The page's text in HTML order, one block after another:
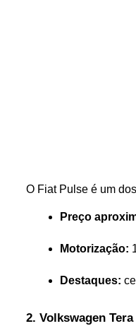
O Fiat Pulse é um
Preço
Motorização:
Destaques:
2. Volkswagen